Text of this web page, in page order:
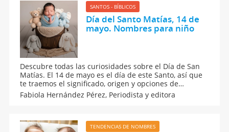
SANTOS - BÍBLICOS
Día del Santo Matías, 14 de
mayo. Nombres para niño
Descubre todas las curiosidades sobre el Día de San
Matías. El 14 de mayo es el día de este Santo, así que
te traemos el significado, origen y opciones de
nombres compuestos con Matías. ¿Quieres saber qué
dice la numerología de la personalidad de estos
carácter.
Fabiola Hernández Pérez, Periodista y editora
TENDENCIAS DE NOMBRES